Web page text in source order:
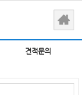
견적문의